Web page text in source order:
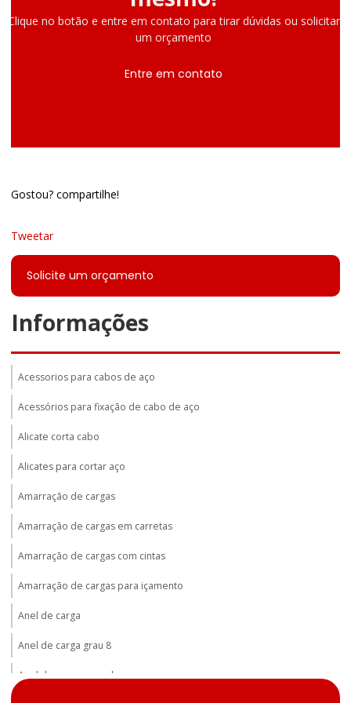
Clique no botão e entre em contato para tirar dúvidas ou solicitar
um orçamento
Entre em contato
Gostou? compartilhe!
Tweetar
Solicite um orçamento
Informações
Acessorios para cabos de aço
Acessórios para fixação de cabo de aço
Alicate corta cabo
Alicates para cortar aço
Amarração de cargas
Amarração de cargas em carretas
Amarração de cargas com cintas
Amarração de cargas para içamento
Anel de carga
Anel de carga grau 8
Anel de carga gunnebo